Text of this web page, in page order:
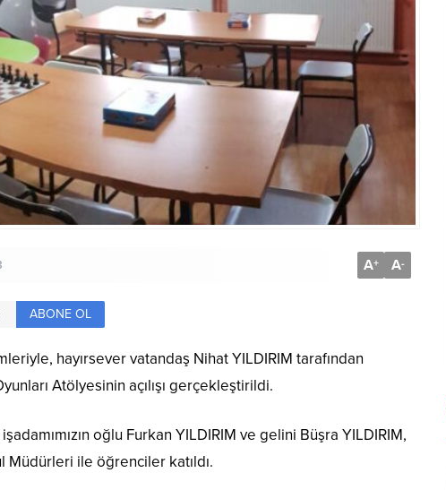
A+ A-
ABONE OL
hayırsever vatandaş Nihat YILDIRIM tarafından
Atölyesinin açılışı gerçekleştirildi.
oğlu Furkan YILDIRIM ve gelini Büşra YILDIRIM,
Müdürleri ile öğrenciler katıldı.